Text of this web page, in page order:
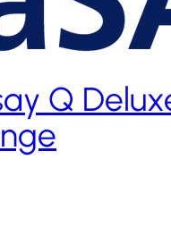
Q